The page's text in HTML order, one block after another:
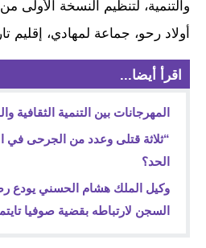
والتنمية، لتنظيم النسخة الأولى
أولاد رحو، جماعة لمهادي، إقليم
اقرأ أيضا...
المهرجانات بين التنمية الثقافية
“ثلاثة قتلى وعدد من الجرحى في
الحد؟
وكيل الملك هشام الحسني يودع
السجن لارتباطه بقضية صوفيا